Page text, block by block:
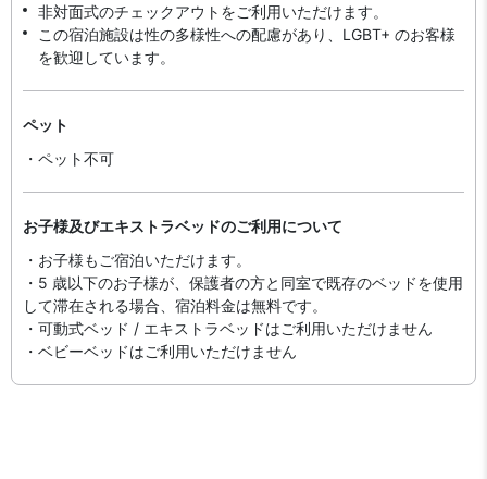
非対面式のチェックアウトをご利用いただけます。
この宿泊施設は性の多様性への配慮があり、LGBT+ のお客様
を歓迎しています。
ペット
・ペット不可
お子様及びエキストラベッドのご利用について
・お子様もご宿泊いただけます。
・5 歳以下のお子様が、保護者の方と同室で既存のベッドを使用
して滞在される場合、宿泊料金は無料です。
・可動式ベッド / エキストラベッドはご利用いただけません
・ベビーベッドはご利用いただけません